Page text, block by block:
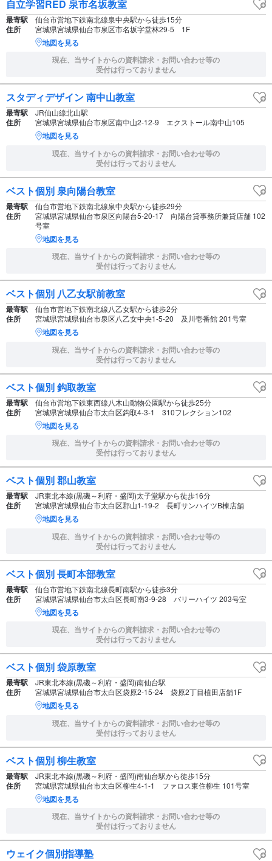
自立学習RED 泉市名坂教室
最寄駅 仙台市営地下鉄南北線泉中央駅から徒歩15分
住所 宮城県宮城県仙台市泉区市名坂字堂林29-5 1F
地図を見る
現在、当サイトからの資料請求・お問い合わせ等の
受付は行っておりません
スタディデザイン 南中山教室
最寄駅 JR仙山線北山駅
住所 宮城県宮城県仙台市泉区南中山2-12-9 エクストール南中山105
地図を見る
現在、当サイトからの資料請求・お問い合わせ等の
受付は行っておりません
ベスト個別 泉向陽台教室
最寄駅 仙台市営地下鉄南北線泉中央駅から徒歩29分
住所
宮城県宮城県仙台市泉区向陽台5-20-17 向陽台貸事務所兼貸店舗 102
号室
地図を見る
現在、当サイトからの資料請求・お問い合わせ等の
受付は行っておりません
ベスト個別 八乙女駅前教室
最寄駅 仙台市営地下鉄南北線八乙女駅から徒歩2分
住所 宮城県宮城県仙台市泉区八乙女中央1-5-20 及川壱番館 201号室
地図を見る
現在、当サイトからの資料請求・お問い合わせ等の
受付は行っておりません
ベスト個別 鈎取教室
最寄駅 仙台市営地下鉄東西線八木山動物公園駅から徒歩25分
住所 宮城県宮城県仙台市太白区鈎取4-3-1 310フレクション102
地図を見る
現在、当サイトからの資料請求・お問い合わせ等の
受付は行っておりません
ベスト個別 郡山教室
最寄駅 JR東北本線(黒磯～利府・盛岡)太子堂駅から徒歩16分
住所 宮城県宮城県仙台市太白区郡山1-19-2 長町サンハイツB棟店舗
地図を見る
現在、当サイトからの資料請求・お問い合わせ等の
受付は行っておりません
ベスト個別 長町本部教室
最寄駅 仙台市営地下鉄南北線長町南駅から徒歩3分
住所 宮城県宮城県仙台市太白区長町南3-9-28 バリーハイツ 203号室
地図を見る
現在、当サイトからの資料請求・お問い合わせ等の
受付は行っておりません
ベスト個別 袋原教室
最寄駅 JR東北本線(黒磯～利府・盛岡)南仙台駅
住所 宮城県宮城県仙台市太白区袋原2-15-24 袋原2丁目植田店舗1F
地図を見る
現在、当サイトからの資料請求・お問い合わせ等の
受付は行っておりません
ベスト個別 柳生教室
最寄駅 JR東北本線(黒磯～利府・盛岡)南仙台駅から徒歩15分
住所 宮城県宮城県仙台市太白区柳生4-1-1 ファロス東住柳生 101号室
地図を見る
現在、当サイトからの資料請求・お問い合わせ等の
受付は行っておりません
ウェイク個別指導塾